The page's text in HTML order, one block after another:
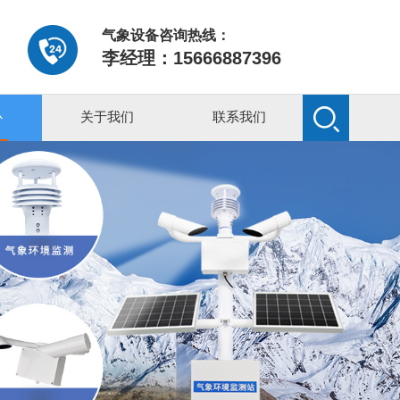
气象设备咨询热线：
李经理：15666887396
关于我们 联系我们